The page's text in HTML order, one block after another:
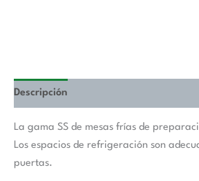
Descripción
La gama SS de mesas frías de
Los espacios de refrigeración son
puertas.